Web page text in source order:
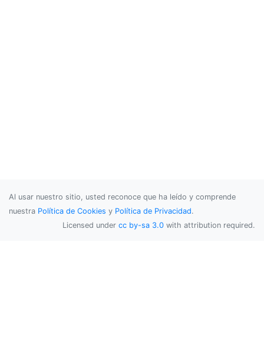
Al usar nuestro sitio, usted reconoce que ha leído y comprende
nuestra Política de Cookies y Política de Privacidad.
Licensed under cc by-sa 3.0 with attribution required.